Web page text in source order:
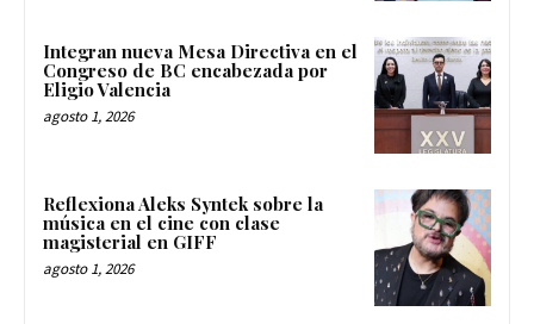
Integran nueva Mesa Directiva en el
Congreso de BC encabezada por
Eligio Valencia
agosto 1, 2026
Reflexiona Aleks Syntek sobre la
música en el cine con clase
magisterial en GIFF
agosto 1, 2026